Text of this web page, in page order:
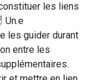
les liens
Un.e
les guider durant
entre les